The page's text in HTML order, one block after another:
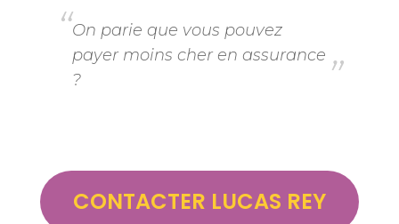
On parie que vous pouvez
payer moins cher en assurance
?
CONTACTER LUCAS REY